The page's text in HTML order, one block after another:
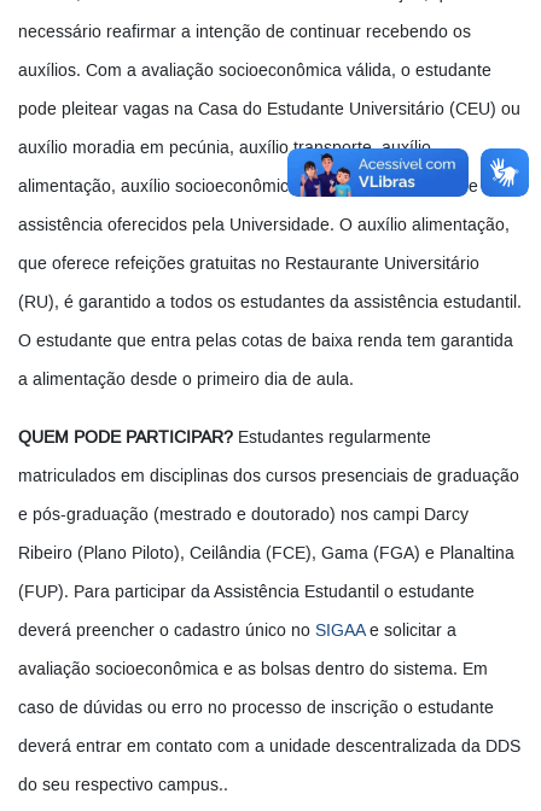
necessário reafirmar a intenção de continuar recebendo os
auxílios. Com a avaliação socioeconômica válida, o estudante
pode pleitear vagas na Casa do Estudante Universitário (CEU) ou
auxílio moradia em pecúnia, auxílio transporte, auxílio
alimentação, auxílio socioeconômico e outros programas de
assistência oferecidos pela Universidade. O auxílio alimentação,
que oferece refeições gratuitas no Restaurante Universitário
(RU), é garantido a todos os estudantes da assistência estudantil.
O estudante que entra pelas cotas de baixa renda tem garantida
a alimentação desde o primeiro dia de aula.
QUEM PODE PARTICIPAR? Estudantes regularmente
matriculados em disciplinas dos cursos presenciais de graduação
e pós-graduação (mestrado e doutorado) nos campi Darcy
Ribeiro (Plano Piloto), Ceilândia (FCE), Gama (FGA) e Planaltina
(FUP). Para participar da Assistência Estudantil o estudante
deverá preencher o cadastro único no SIGAAe solicitar a
avaliação socioeconômica e as bolsas dentro do sistema. Em
caso de dúvidas ou erro no processo de inscrição o estudante
deverá entrar em contato com a unidade descentralizada da DDS
do seu respectivo campus..